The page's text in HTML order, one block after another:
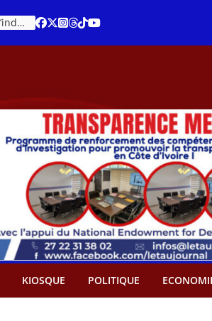
An 66 de la Côte d’Ivoire : Célébration de l’indépendance ou cérémonie d’hommage à Ouattara ?
KIOSQUE POLITIQUE